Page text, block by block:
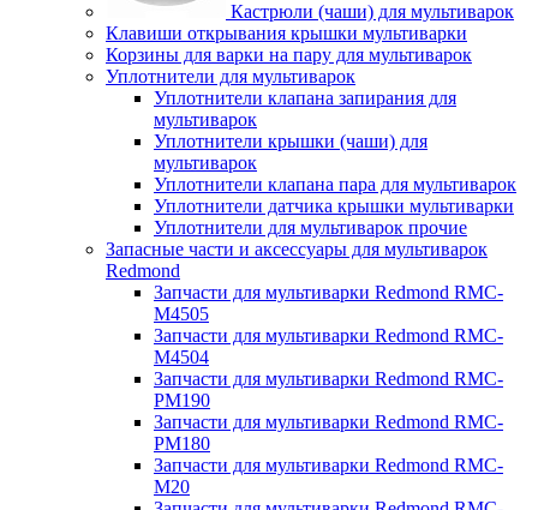
Кастрюли (чаши) для мультиварок
Клавиши открывания крышки мультиварки
Корзины для варки на пару для мультиварок
Уплотнители для мультиварок
Уплотнители клапана запирания для
мультиварок
Уплотнители крышки (чаши) для
мультиварок
Уплотнители клапана пара для мультиварок
Уплотнители датчика крышки мультиварки
Уплотнители для мультиварок прочие
Запасные части и аксессуары для мультиварок
Redmond
Запчасти для мультиварки Redmond RMC-
M4505
Запчасти для мультиварки Redmond RMC-
M4504
Запчасти для мультиварки Redmond RMC-
PM190
Запчасти для мультиварки Redmond RMC-
PM180
Запчасти для мультиварки Redmond RMC-
M20